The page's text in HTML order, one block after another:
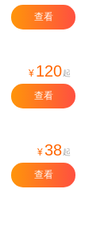
查看
¥ 120起
查看
¥38起
查看